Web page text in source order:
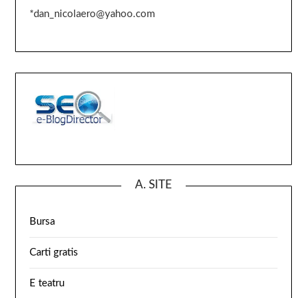
*dan_nicolaero@yahoo.com
A. SITE
Bursa
Carti gratis
E teatru